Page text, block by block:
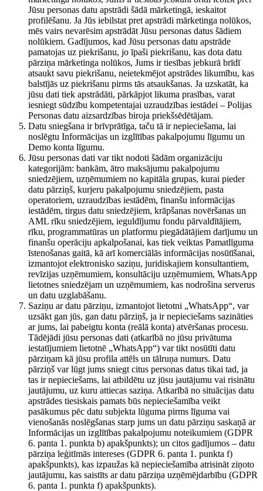
Jūsu personas datu apstrādi šādā mārketingā, ieskaitot
profilēšanu. Ja Jūs iebilstat pret apstrādi mārketinga nolūkos,
mēs vairs nevarēsim apstrādāt Jūsu personas datus šādiem
nolūkiem. Gadījumos, kad Jūsu personas datu apstrāde
pamatojas uz piekrišanu, jo īpaši piekrišanu, kas dota datu
pārziņa mārketinga nolūkos, Jums ir tiesības jebkurā brīdī
atsaukt savu piekrišanu, neietekmējot apstrādes likumību, kas
balstījās uz piekrišanu pirms tās atsaukšanas. Ja uzskatāt, ka
jūsu dati tiek apstrādāti, pārkāpjot likuma prasības, varat
iesniegt sūdzību kompetentajai uzraudzības iestādei – Polijas
Personas datu aizsardzības biroja priekšsēdētājam.
Datu sniegšana ir brīvprātīga, taču tā ir nepieciešama, lai
noslēgtu Informācijas un izglītības pakalpojumu līgumu un
Demo konta līgumu.
Jūsu personas dati var tikt nodoti šādām organizāciju
kategorijām: bankām, ātro maksājumu pakalpojumu
sniedzējiem, uzņēmumiem no kapitāla grupas, kurai pieder
datu pārziņš, kurjeru pakalpojumu sniedzējiem, pasta
operatoriem, uzraudzības iestādēm, finanšu informācijas
iestādēm, tirgus datu sniedzējiem, krāpšanas novēršanas un
AML rīku sniedzējiem, ieguldījumu fondu pārvaldītājiem,
rīku, programmatūras un platformu piegādātājiem darījumu un
finanšu operāciju apkalpošanai, kas tiek veiktas Pamatlīguma
īstenošanas gaitā, kā arī komerciālās informācijas nosūtīšanai,
izmantojot elektronisko saziņu, juridiskajiem konsultantiem,
revīzijas uzņēmumiem, konsultāciju uzņēmumiem, WhatsApp
lietotnes sniedzējam un uzņēmumiem, kas nodrošina serverus
un datu uzglabāšanu.
Saziņu ar datu pārziņu, izmantojot lietotni „WhatsApp“, var
uzsākt gan jūs, gan datu pārziņš, ja ir nepieciešams sazināties
ar jums, lai pabeigtu konta (reālā konta) atvēršanas procesu.
Tādējādi jūsu personas dati (atkarībā no jūsu privātuma
iestatījumiem lietotnē „WhatsApp“) var tikt nosūtīti datu
pārziņam kā jūsu profila attēls un tālruņa numurs. Datu
pārziņš var lūgt jums sniegt citus personas datus tikai tad, ja
tas ir nepieciešams, lai atbildētu uz jūsu jautājumu vai risinātu
jautājumu, uz kuru attiecas saziņa. Atkarībā no situācijas datu
apstrādes tiesiskais pamats būs nepieciešamība veikt
pasākumus pēc datu subjekta lūguma pirms līguma vai
vienošanās noslēgšanas starp jums un datu pārziņu saskaņā ar
Informācijas un izglītības pakalpojumu noteikumiem (GDPR
6. panta 1. punkta b) apakšpunkts); un citos gadījumos – datu
pārziņa leģitīmās intereses (GDPR 6. panta 1. punkta f)
apakšpunkts), kas izpaužas kā nepieciešamība atrisināt ziņoto
jautājumu, kas saistīts ar datu pārziņa uzņēmējdarbību (GDPR
6. panta 1. punkta f) apakšpunkts).